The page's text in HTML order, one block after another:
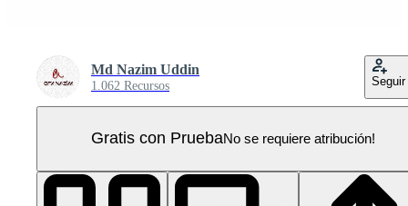
Md Nazim Uddin
1.062 Recursos Seguir
Gratis con PruebaNo se requiere atribución!